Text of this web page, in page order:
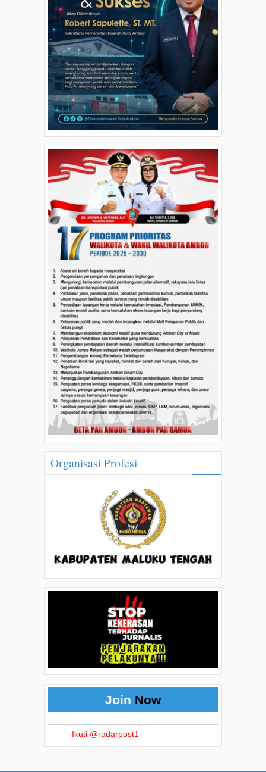
Organisasi Profesi
Join Now
Ikuti @radarpost1